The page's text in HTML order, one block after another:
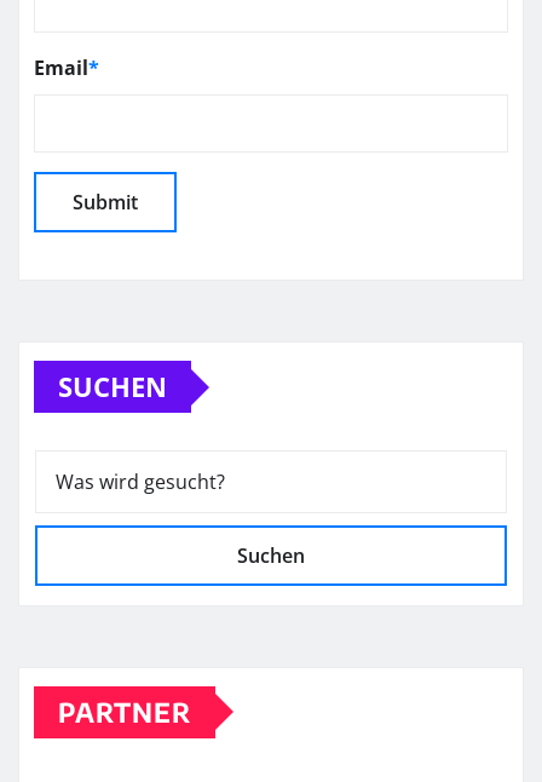
Email*
SUCHEN
Suchen
PARTNER